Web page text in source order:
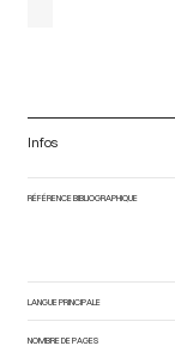
Infos
RÉFÉRENCE BIBLIOGRAPHIQUE
LANGUE PRINCIPALE
NOMBRE DE PAGES